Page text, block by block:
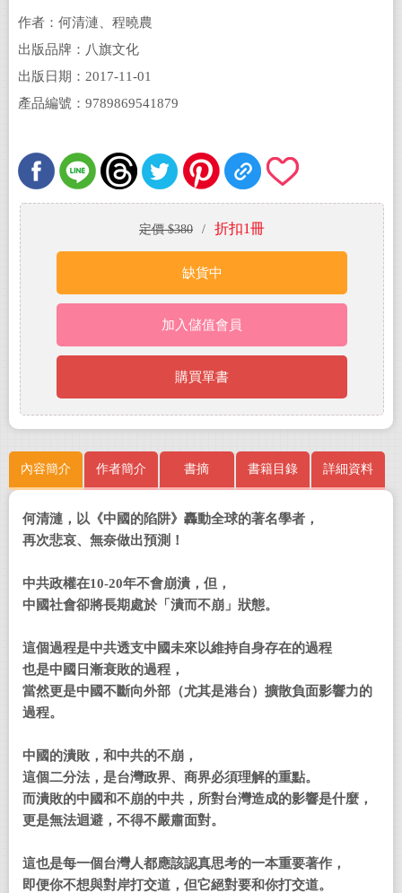
作者：何清漣、程曉農
出版品牌：八旗文化
出版日期：2017-11-01
產品編號：9789869541879
定價 $380 / 折扣1冊
缺貨中
加入儲值會員
購買單書
內容簡介 作者簡介 書摘 書籍目錄 詳細資料
何清漣，以《中國的陷阱》轟動全球的著名學者，
再次悲哀、無奈做出預測！
中共政權在10-20年不會崩潰，但，
中國社會卻將長期處於「潰而不崩」狀態。
這個過程是中共透支中國未來以維持自身存在的過程
也是中國日漸衰敗的過程，
當然更是中國不斷向外部（尤其是港台）擴散負面影響力的
過程。
中國的潰敗，和中共的不崩，
這個二分法，是台灣政界、商界必須理解的重點。
而潰敗的中國和不崩的中共，所對台灣造成的影響是什麼，
更是無法迴避，不得不嚴肅面對。
這也是每一個台灣人都應該認真思考的一本重要著作，
即便你不想與對岸打交道，但它絕對要和你打交道。